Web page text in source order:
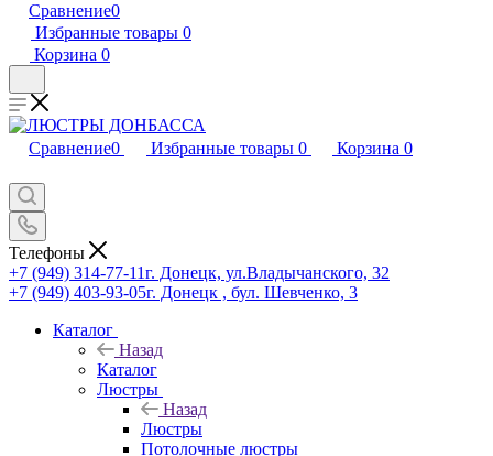
Сравнение0
Избранные товары 0
Корзина 0
Сравнение0 Избранные товары 0 Корзина 0
Телефоны
+7 (949) 314-77-11г. Донецк, ул.Владычанского, 32
+7 (949) 403-93-05г. Донецк , бул. Шевченко, 3
Каталог
Назад
Каталог
Люстры
Назад
Люстры
Потолочные люстры